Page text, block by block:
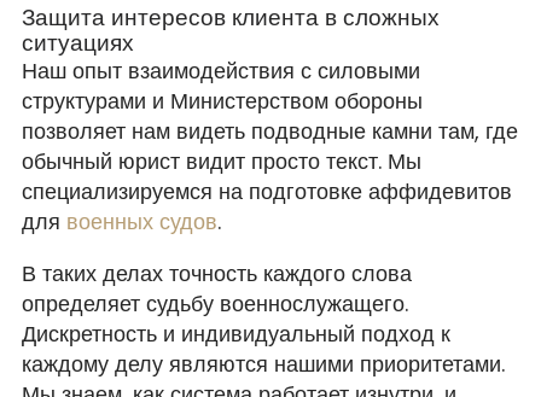
Защита интересов клиента в сложных
ситуациях
Наш опыт взаимодействия с силовыми
структурами и Министерством обороны
позволяет нам видеть подводные камни там, где
обычный юрист видит просто текст. Мы
специализируемся на подготовке аффидевитов
для военных судов.
В таких делах точность каждого слова
определяет судьбу военнослужащего.
Дискретность и индивидуальный подход к
каждому делу являются нашими приоритетами.